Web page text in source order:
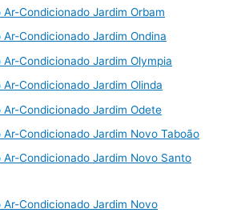
Ar-Condicionado Jardim Orbam
Ar-Condicionado Jardim Ondina
Ar-Condicionado Jardim Olympia
Ar-Condicionado Jardim Olinda
Ar-Condicionado Jardim Odete
Ar-Condicionado Jardim Novo Taboão
Ar-Condicionado Jardim Novo Santo
Ar-Condicionado Jardim Novo